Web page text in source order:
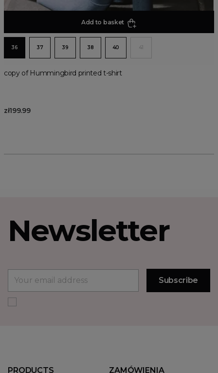
Add to basket
36 37 39 38 40 41
copy of Hummingbird printed t-shirt
zł199.99
Newsletter
PRODUCTS ZAMÓWIENIA